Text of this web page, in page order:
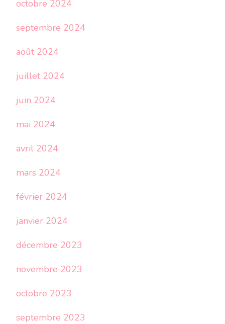
octobre 2024
septembre 2024
août 2024
juillet 2024
juin 2024
mai 2024
avril 2024
mars 2024
février 2024
janvier 2024
décembre 2023
novembre 2023
octobre 2023
septembre 2023